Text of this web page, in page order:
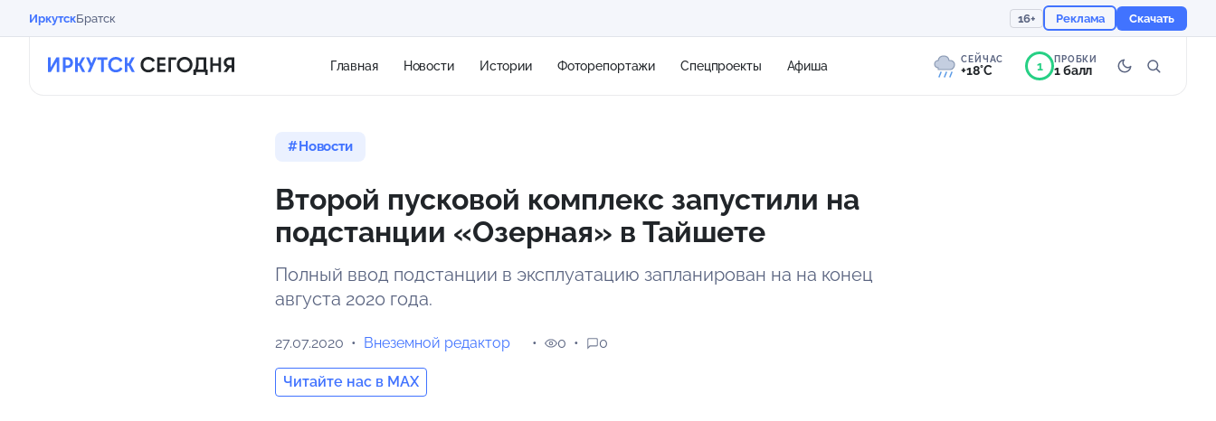
ИркутскБратск 16+ Реклама Скачать
Главная Новости Истории Фоторепортажи Спецпроекты Афиша СЕЙЧАС
+18°C
23 м/с
1 ПРОБКИ
1 балл
Новости
Второй пусковой комплекс запустили на
подстанции «Озерная» в Тайшете
Полный ввод подстанции в эксплуатацию запланирован на на конец
августа 2020 года.
27.07.2020 Внеземной редактор
Читайте нас в MAX
0 0